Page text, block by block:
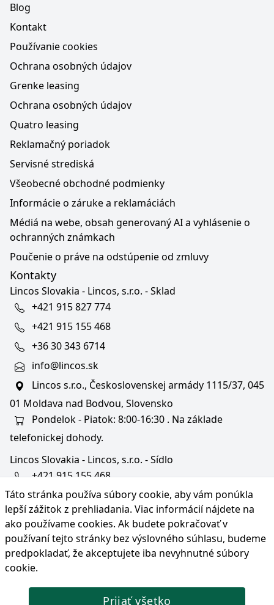
Táto stránka používa súbory cookie, aby vám ponúkla
lepší zážitok z prehliadania. Viac informácií nájdete na
ako používame cookies. Ak budete pokračovať v
používaní tejto stránky bez výslovného súhlasu, budeme
predpokladať, že akceptujete iba nevyhnutné súbory
cookie.
Prijať všetko
Blog
Kontakt
Používanie cookies
Ochrana osobných údajov
Grenke leasing
Ochrana osobných údajov
Quatro leasing
Reklamačný poriadok
Servisné strediská
Všeobecné obchodné podmienky
Informácie o záruke a reklamáciách
Médiá na webe, obsah generovaný AI a vyhlásenie o
ochranných známkach
Poučenie o práve na odstúpenie od zmluvy
Kontakty
Lincos Slovakia - Lincos, s.r.o. - Sklad
+421 915 827 774
+421 915 155 468
+36 30 343 6714
info@lincos.sk
Lincos s.r.o., Československej armády 1115/37, 045
01 Moldava nad Bodvou, Slovensko
Pondelok - Piatok: 8:00-16:30 . Na základe
telefonickej dohody.
Lincos Slovakia - Lincos, s.r.o. - Sídlo
+421 915 155 468
+36/30 343 6714
bratislava@lincos.sk
Lincos s.r.o., Rustaveliho 4, 831 06 Bratislava - m. č.
Rača, Slovensko
Iba sídlo firmy